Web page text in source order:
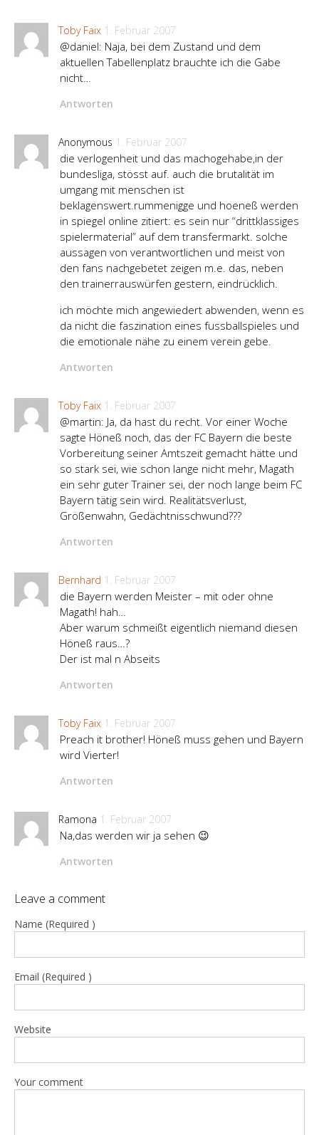
Toby Faix 1. Februar 2007
@daniel: Naja, bei dem Zustand und dem
aktuellen Tabellenplatz brauchte ich die Gabe
nicht…
Antworten
Anonymous 1. Februar 2007
die verlogenheit und das machogehabe,in der
bundesliga, stösst auf. auch die brutalität im
umgang mit menschen ist
beklagenswert.rummenigge und hoeneß werden
in spiegel online zitiert: es sein nur “drittklassiges
spielermaterial” auf dem transfermarkt. solche
aussagen von verantwortlichen und meist von
den fans nachgebetet zeigen m.e. das, neben
den trainerrauswürfen gestern, eindrücklich.
ich möchte mich angewiedert abwenden, wenn es
da nicht die faszination eines fussballspieles und
die emotionale nähe zu einem verein gebe.
Antworten
Toby Faix 1. Februar 2007
@martin: Ja, da hast du recht. Vor einer Woche
sagte Höneß noch, das der FC Bayern die beste
Vorbereitung seiner Amtszeit gemacht hätte und
so stark sei, wie schon lange nicht mehr, Magath
ein sehr guter Trainer sei, der noch lange beim FC
Bayern tätig sein wird. Realitätsverlust,
Größenwahn, Gedächtnisschwund???
Antworten
Bernhard 1. Februar 2007
die Bayern werden Meister – mit oder ohne
Magath! hah…
Aber warum schmeißt eigentlich niemand diesen
Höneß raus…?
Der ist mal n Abseits
Antworten
Toby Faix 1. Februar 2007
Preach it brother! Höneß muss gehen und Bayern
wird Vierter!
Antworten
Ramona 1. Februar 2007
Na,das werden wir ja sehen 😉
Antworten
Leave a comment
Name (Required )
Email (Required )
Website
Your comment